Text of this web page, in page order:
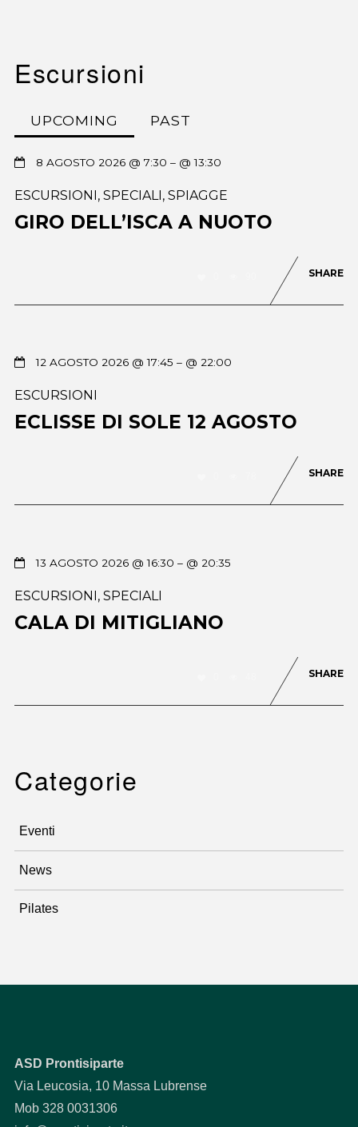
Escursioni
UPCOMING PAST
8 AGOSTO 2026 @ 7:30 – @ 13:30
ESCURSIONI, SPECIALI, SPIAGGE
GIRO DELL’ISCA A NUOTO
SHARE
12 AGOSTO 2026 @ 17:45 – @ 22:00
ESCURSIONI
ECLISSE DI SOLE 12 AGOSTO
SHARE
13 AGOSTO 2026 @ 16:30 – @ 20:35
ESCURSIONI, SPECIALI
CALA DI MITIGLIANO
SHARE
Categorie
Eventi
News
Pilates
ASD Prontisiparte
Via Leucosia, 10 Massa Lubrense
Mob 328 0031306